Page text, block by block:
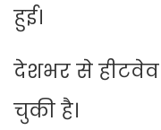
हुई।
देशभर से हीटवेव
चुकी है।